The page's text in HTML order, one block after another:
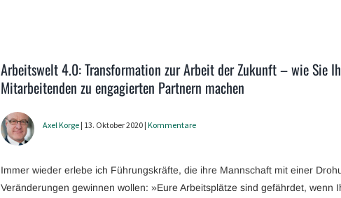
Arbeitswelt 4.0: Transformation zur Arbeit der Zukunft – wie Sie
Mitarbeitenden zu engagierten Partnern machen
Axel Korge | 13. Oktober 2020 | Kommentare
Immer wieder erlebe ich Führungskräfte, die ihre Mannschaft mit einer
Veränderungen gewinnen wollen: »Eure Arbeitsplätze sind gefährdet, wenn